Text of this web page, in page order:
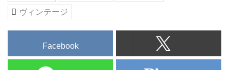
ヴィンテージ
Facebook